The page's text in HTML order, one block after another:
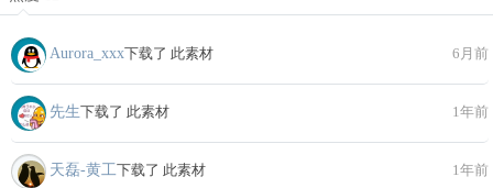
Aurora_xxx下载了 此素材 6月前
先生下载了 此素材 1年前
天磊-黄工下载了 此素材 1年前